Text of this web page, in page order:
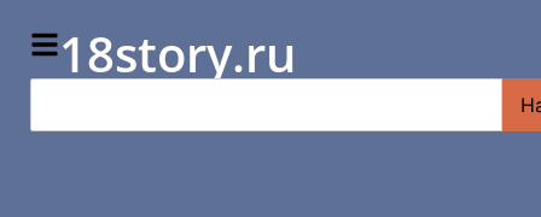
18story.ru